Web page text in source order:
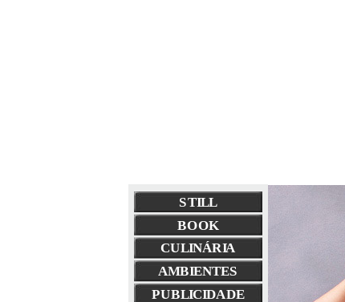
STILL
BOOK
CULINÁRIA
AMBIENTES
PUBLICIDADE